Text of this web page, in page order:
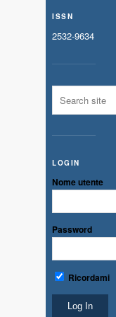
ISSN
2532-9634
LOGIN
Nome utente
Password
Ricordami